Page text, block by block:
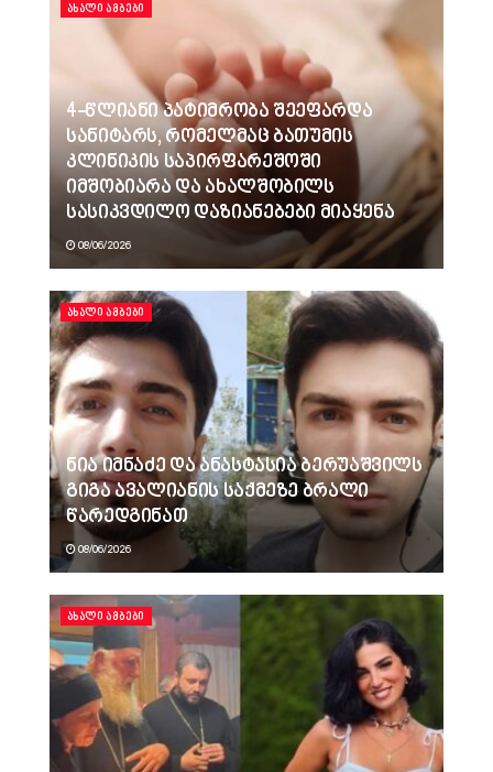
ᲐᲮᲐᲚᲘ ᲐᲛᲑᲔᲑᲘ
4-წლიანი პატიმრობა შეეფარდა
სანიტარს, რომელმაც ბათუმის
კლინიკის საპირფარეშოში
იმშობიარა და ახალშობილს
სასიკვდილო დაზიანებები მიაყენა
08/06/2026
ᲐᲮᲐᲚᲘ ᲐᲛᲑᲔᲑᲘ
ნია იმნაძე და ანასტასია ბერუაშვილს
გიგა ავალიანის საქმეზე ბრალი
წარედგინათ
08/06/2026
ᲐᲮᲐᲚᲘ ᲐᲛᲑᲔᲑᲘ